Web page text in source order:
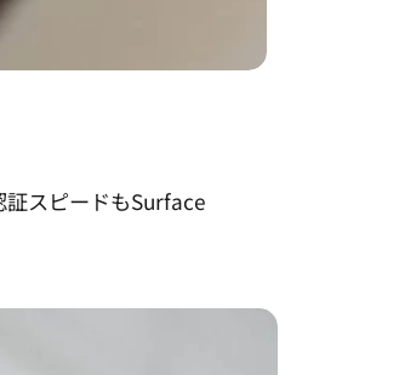
スピードもSurface